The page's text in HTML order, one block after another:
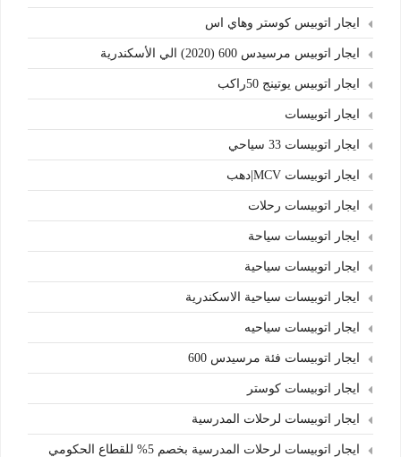
ايجار اتوبيس كوستر وهاي اس
ايجار اتوبيس مرسيدس 600 (2020) الي الأسكندرية
ايجار اتوبيس يوتينج 50راكب
ايجار اتوبيسات
ايجار اتوبيسات 33 سياحي
ايجار اتوبيسات MCV|دهب
ايجار اتوبيسات رحلات
ايجار اتوبيسات سياحة
ايجار اتوبيسات سياحية
ايجار اتوبيسات سياحية الاسكندرية
ايجار اتوبيسات سياحيه
ايجار اتوبيسات فئة مرسيدس 600
ايجار اتوبيسات كوستر
ايجار اتوبيسات لرحلات المدرسية
ايجار اتوبيسات لرحلات المدرسية بخصم 5% للقطاع الحكومي